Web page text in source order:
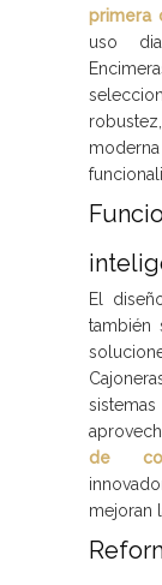
primera
uso
El
también
de
mejoran